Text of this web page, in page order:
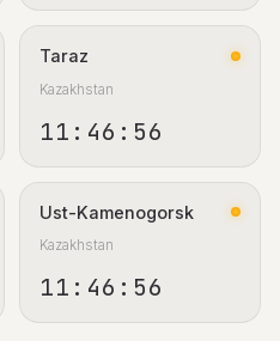
Taraz
Kazakhstan
11:46:57
Ust-Kamenogorsk
Kazakhstan
11:46:57